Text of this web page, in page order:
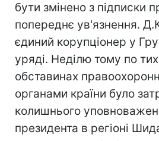
бути змінено з підписки
попереднє ув'язнення.
єдиний корупціонер у
уряді. Неділю тому по
обставинах
органами країни було
колишнього
президента в регіоні